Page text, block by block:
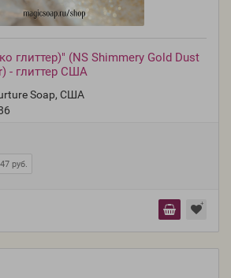
глиттер)" (NS Shimmery Gold Dust
- глиттер США
Soap, США
руб.